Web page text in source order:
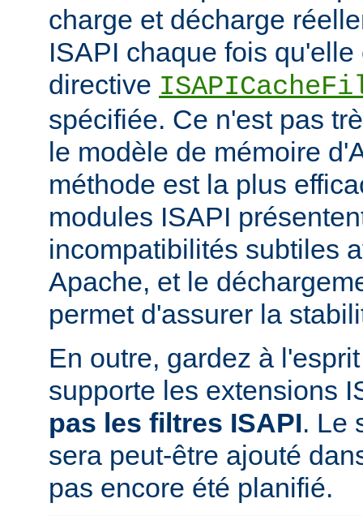
charge et décharge
ISAPI chaque fois
directive
spécifiée. Ce n'est pas
le modèle de mémoire
méthode est la plus
modules ISAPI
incompatibilités subtiles
Apache, et le
permet d'assurer la
En outre, gardez à
supporte les extensions
pas les filtres ISAPI. Le
sera peut-être ajouté
pas encore été planifié.